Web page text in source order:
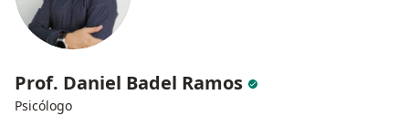
Prof. Daniel Badel Ramos
Psicólogo